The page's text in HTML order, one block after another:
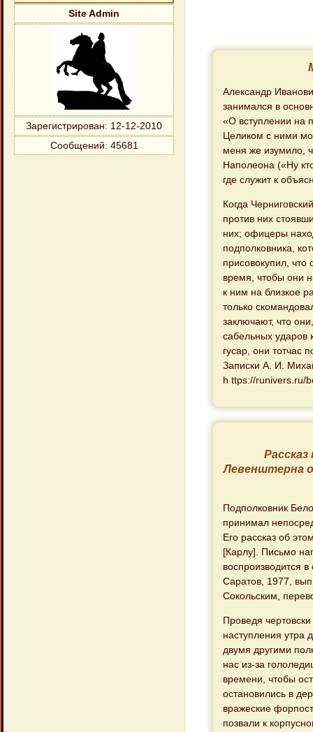
Site Admin
Зарегистрирован: 12-12-2010
Сообщений: 45681
Александр
занимался в
«О вступлении на
Целиком с ними
меня же изумило,
Наполеона («Ну
где служит к
Когда
против них
них; офицеры
подполковника,
присовокупил, что
время, чтобы они
к ним на близкое
только
заключают, что
сабельных ударов
гусар, они тотчас
Записки А. И.
h ttps://runivers.ru/
Рассказ
Левенштерна о
Подполковник
принимал
Его рассказ об
[Карлу]. Письмо
воспроизводится
Саратов, 1977,
Сокольским,
Проведя
наступления утра
двумя другими
нас из-за
времени, чтобы
остановились в
вражеские
позвали к